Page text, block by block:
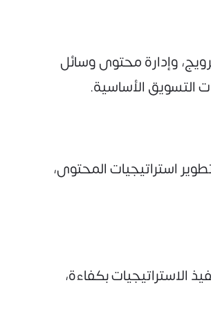
وإدارة محتوى وسائل
التسويق الأساسية.
استراتيجيات المحتوى،
الاستراتيجيات بكفاءة،